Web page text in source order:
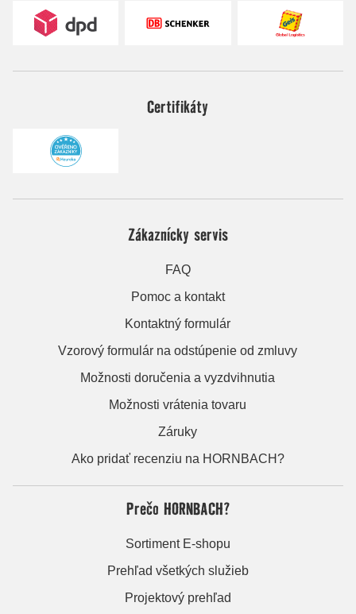
Certifikáty
Zákaznícky servis
FAQ
Pomoc a kontakt
Kontaktný formulár
Vzorový formulár na odstúpenie od zmluvy
Možnosti doručenia a vyzdvihnutia
Možnosti vrátenia tovaru
Záruky
Ako pridať recenziu na HORNBACH?
Prečo HORNBACH?
Sortiment E-shopu
Prehľad všetkých služieb
Projektový prehľad